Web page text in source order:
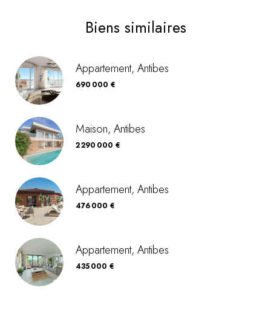
Biens similaires
Appartement, Antibes
690 000 €
Maison, Antibes
2 290 000 €
Appartement, Antibes
476 000 €
Appartement, Antibes
435 000 €